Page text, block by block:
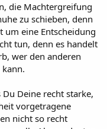
die Machtergreifung
zu schieben, denn
um eine Entscheidung
tun, denn es handelt
wer den anderen
Deine recht starke,
vorgetragene
nicht so recht